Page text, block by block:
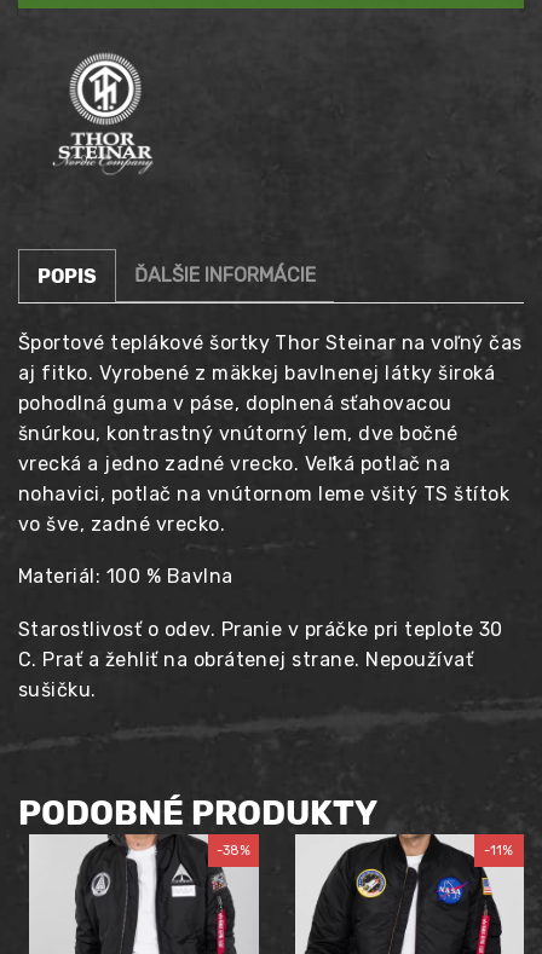
POPIS ĎALŠIE INFORMÁCIE
Športové teplákové šortky Thor Steinar na voľný čas
aj fitko. Vyrobené z mäkkej bavlnenej látky široká
pohodlná guma v páse, doplnená sťahovacou
šnúrkou, kontrastný vnútorný lem, dve bočné
vrecká a jedno zadné vrecko. Veľká potlač na
nohavici, potlač na vnútornom leme všitý TS štítok
vo šve, zadné vrecko.
Materiál: 100 % Bavlna
Starostlivosť o odev. Pranie v práčke pri teplote 30
C. Prať a žehliť na obrátenej strane. Nepoužívať
sušičku.
PODOBNÉ PRODUKTY
-38% -11%